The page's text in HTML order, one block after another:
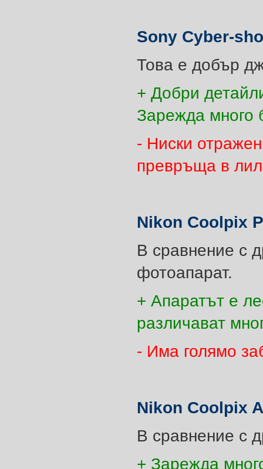
Sony Cyber-
Това е добър
+ Добри
Зарежда много
- Ниски
превръща в
Nikon Coolpix
В сравнение с
фотоапарат.
+ Апаратът е
различават
- Има голямо
Nikon Coolpix A
В сравнение с
+ Зарежда